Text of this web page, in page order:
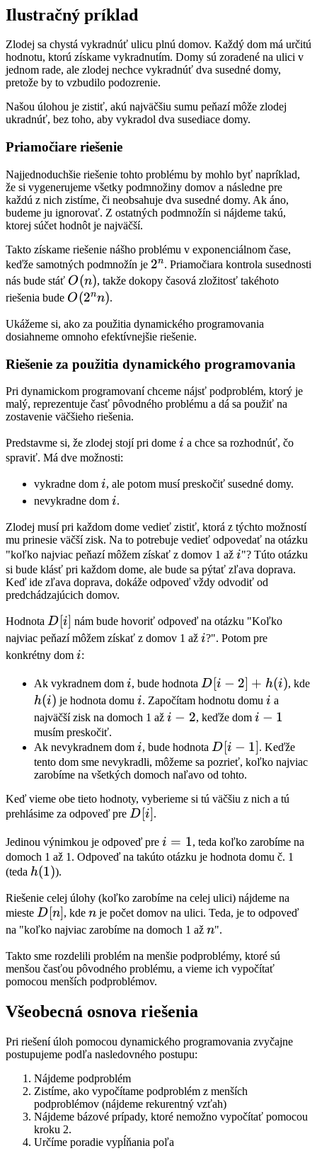
Ilustračný príklad
Zlodej sa chystá vykradnúť ulicu plnú domov. Každý dom má určitú
hodnotu, ktorú získame vykradnutím. Domy sú zoradené na ulici v
jednom rade, ale zlodej nechce vykradnúť dva susedné domy,
pretože by to vzbudilo podozrenie.
Našou úlohou je zistiť, akú najväčšiu sumu peňazí môže zlodej
ukradnúť, bez toho, aby vykradol dva susediace domy.
Priamočiare riešenie
Najjednoduchšie riešenie tohto problému by mohlo byť napríklad,
že si vygenerujeme všetky podmnožiny domov a následne pre
každú z nich zistíme, či neobsahuje dva susedné domy. Ak áno,
budeme ju ignorovať. Z ostatných podmnožín si nájdeme takú,
ktorej súčet hodnôt je najväčší.
Takto získame riešenie nášho problému v exponenciálnom čase,
keďže samotných podmnožín je 2^n
2n. Priamočiara kontrola susednosti
nás bude stáť O(n)
O(n), takže dokopy časová zložitosť takéhoto
riešenia bude O(2^n
O(2nn).
Ukážeme si, ako za použitia dynamického programovania
dosiahneme omnoho efektívnejšie riešenie.
Riešenie za použitia dynamického programovania
Pri dynamickom programovaní chceme nájsť podproblém, ktorý je
malý, reprezentuje časť pôvodného problému a dá sa použiť na
zostavenie väčšieho riešenia.
Predstavme si, že zlodej stojí pri dome i
i a chce sa rozhodnúť, čo
spraviť. Má dve možnosti:
vykradne dom i
i, ale potom musí preskočiť susedné domy.
nevykradne dom i
i.
Zlodej musí pri každom dome vedieť zistiť, ktorá z týchto možností
mu prinesie väčší zisk. Na to potrebuje vedieť odpovedať na otázku
"koľko najviac peňazí môžem získať z domov 1 až i
i"? Túto otázku
si bude klásť pri každom dome, ale bude sa pýtať zľava doprava.
Keď ide zľava doprava, dokáže odpoveď vždy odvodiť od
predchádzajúcich domov.
Hodnota D[i]
D [i] nám bude hovoriť odpoveď na otázku "Koľko
najviac peňazí môžem získať z domov 1 až i
i?". Potom pre
konkrétny dom i
i:
Ak vykradnem dom i
i, bude hodnota D[i-
2]
+
D [i − 2] + h(i), kde
h(i)
h(i) je hodnota domu i
i. Započítam hodnotu domu i
i a
najväčší zisk na domoch 1 až i-
i − 2, keďže dom i-
i − 1
musím preskočiť.
Ak nevykradnem dom i
i, bude hodnota D[i-
1]
D [i − 1]. Keďže
tento dom sme nevykradli, môžeme sa pozrieť, koľko najviac
zarobíme na všetkých domoch naľavo od tohto.
Keď vieme obe tieto hodnoty, vyberieme si tú väčšiu z nich a tú
prehlásime za odpoveď pre D[i]
D [i].
Jedinou výnimkou je odpoveď pre i=1
i = 1, teda koľko zarobíme na
domoch 1 až 1. Odpoveď na takúto otázku je hodnota domu č. 1
(teda h(1)
h(1)).
Riešenie celej úlohy (koľko zarobíme na celej ulici) nájdeme na
mieste D[n]
D [n], kde n
nje počet domov na ulici. Teda, je to odpoveď
na "koľko najviac zarobíme na domoch 1 až n
n".
Takto sme rozdelili problém na menšie podproblémy, ktoré sú
menšou časťou pôvodného problému, a vieme ich vypočítať
pomocou menších podproblémov.
Všeobecná osnova riešenia
Pri riešení úloh pomocou dynamického programovania zvyčajne
postupujeme podľa nasledovného postupu:
Nájdeme podproblém
Zistíme, ako vypočítame podproblém z menších
podproblémov (nájdeme rekurentný vzťah)
Nájdeme bázové prípady, ktoré nemožno vypočítať pomocou
kroku 2.
Určíme poradie vypĺňania poľa